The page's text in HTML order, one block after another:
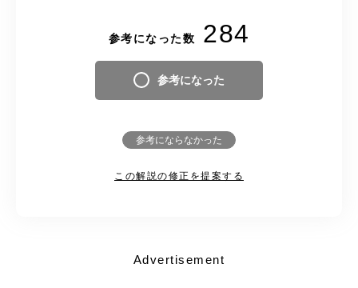
参考になった数 284
参考になった
参考にならなかった
この解説の修正を提案する
Advertisement